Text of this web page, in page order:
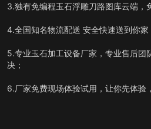
3.独有免编程玉石浮雕刀路图库云端，
4.全国知名物流配送 安全快速送到你家
5.专业玉石加工设备厂家，专业售后团
决；
6.厂家免费现场体验试用，让你先体验